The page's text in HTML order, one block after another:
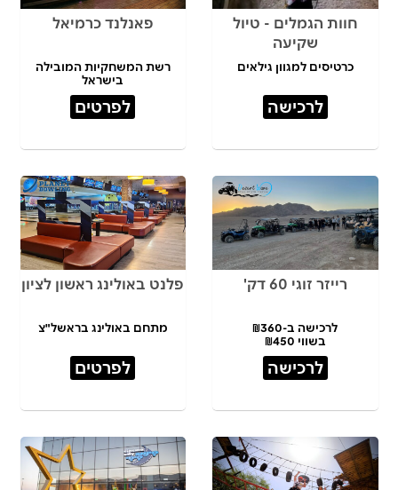
חוות הגמלים - טיול
שקיעה
כרטיסים למגוון גילאים
לרכישה
פאנלנד כרמיאל
רשת המשחקיות המובילה
בישראל
לפרטים
רייזר זוגי 60 דק'
לרכישה ב-₪360
בשווי ₪450
לרכישה
פלנט באולינג ראשון לציון
מתחם באולינג בראשל"צ
לפרטים